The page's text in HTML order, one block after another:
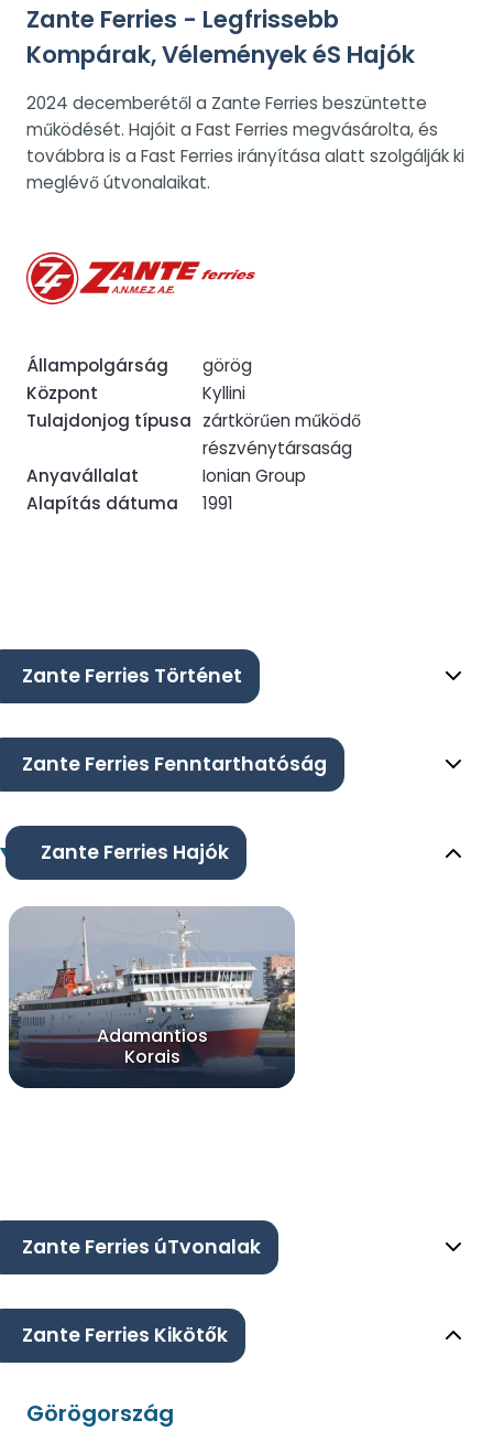
Zante Ferries - Legfrissebb
Kompárak, Vélemények éS Hajók
2024 decemberétől a Zante Ferries beszüntette
működését. Hajóit a Fast Ferries megvásárolta, és
továbbra is a Fast Ferries irányítása alatt szolgálják ki
meglévő útvonalaikat.
Állampolgárság
görög
Központ
Kyllini
Tulajdonjog típusa zártkörűen működő
részvénytársaság
Anyavállalat
Ionian Group
Alapítás dátuma
1991
Zante Ferries Történet
Zante Ferries Fenntarthatóság
Zante Ferries Hajók
Adamantios
Korais
Zante Ferries úTvonalak
Zante Ferries Kikötők
Görögország